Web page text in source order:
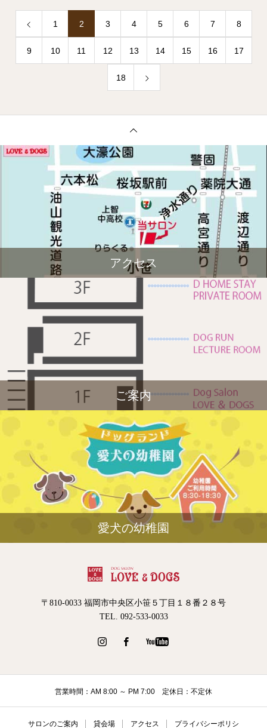
1 2 3 4 5 6 7 8
9 10 11 12 13 14 15 16 17
18
アクセス
ご案内
愛犬の幼稚園
〒810-0033 福岡市中央区小笹５丁目１８番２８号
TEL. 092-533-0033
営業時間：AM 8:00 ～ PM 7:00 定休日：不定休
サロンのご案内 貸会場 アクセス プライバシーポリシ